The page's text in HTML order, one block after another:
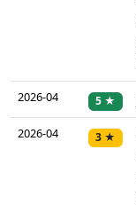
2026-04 5 ★
2026-04 3 ★